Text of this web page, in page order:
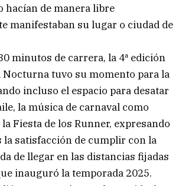
hacían de manera libre
manifestaban su lugar o ciudad de
minutos de carrera, la 4ª edición
Nocturna tuvo su momento para la
incluso el espacio para desatar
la música de carnaval como
Fiesta de los Runner, expresando
satisfacción de cumplir con la
de llegar en las distancias fijadas
inauguró la temporada 2025.